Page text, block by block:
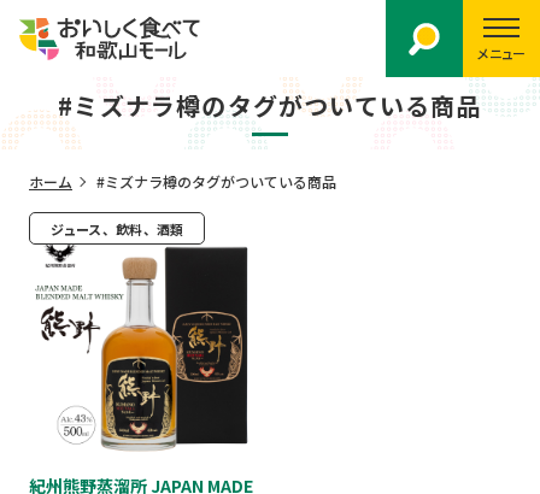
メニュー
#ミズナラ樽のタグがついている商品
ホーム #ミズナラ樽のタグがついている商品
ジュース、飲料、酒類
紀州熊野蒸溜所 JAPAN MADE